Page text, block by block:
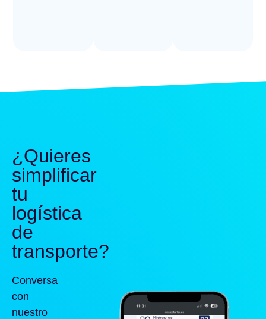
¿Quieres
simplificar
tu
logística
de
transporte?
Conversa
con
nuestro